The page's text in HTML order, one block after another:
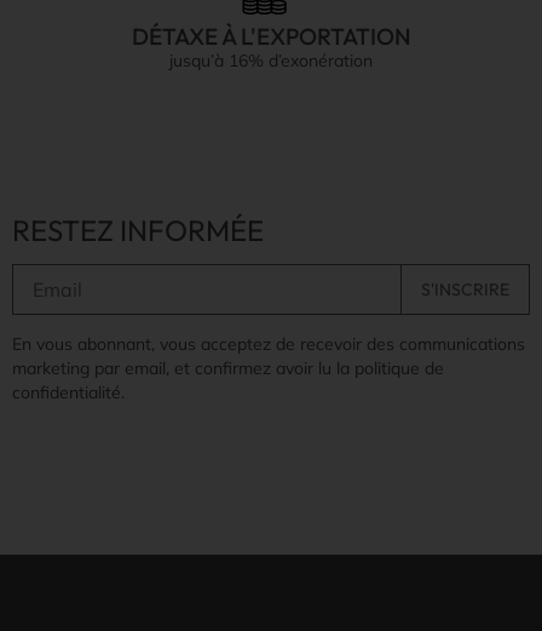
DÉTAXE À L'EXPORTATION
jusqu’à 16% d’exonération
RESTEZ INFORMÉE
En vous abonnant, vous acceptez de recevoir des communications
marketing par email, et confirmez avoir lu la politique de
confidentialité.